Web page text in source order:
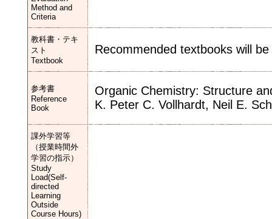
Method and
Criteria
教科書・テキ
スト
Textbook
Recommended textbooks will
参考書
Reference
Book
Organic Chemistry: Structure
K. Peter C. Vollhardt, Neil E.
課外学習等
（授業時間外
学習の指示）
Study
Load(Self-
directed
Learning
Outside
Course Hours)